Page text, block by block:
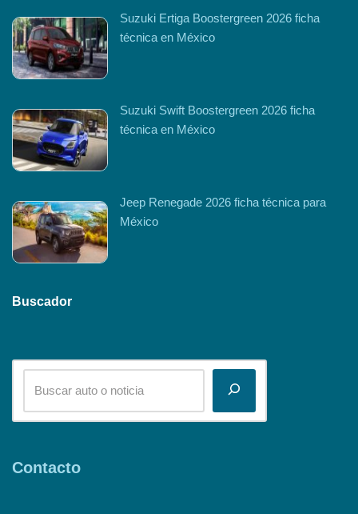
Suzuki Ertiga Boostergreen 2026 ficha
técnica en México
Suzuki Swift Boostergreen 2026 ficha
técnica en México
Jeep Renegade 2026 ficha técnica para
México
Buscador
Contacto